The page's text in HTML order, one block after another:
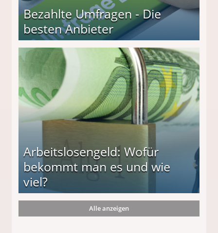
Bezahlte Umfragen - Die
besten Anbieter
Arbeitslosengeld: Wofür
bekommt man es und wie
viel?
und wie viel?
Alle anzeigen